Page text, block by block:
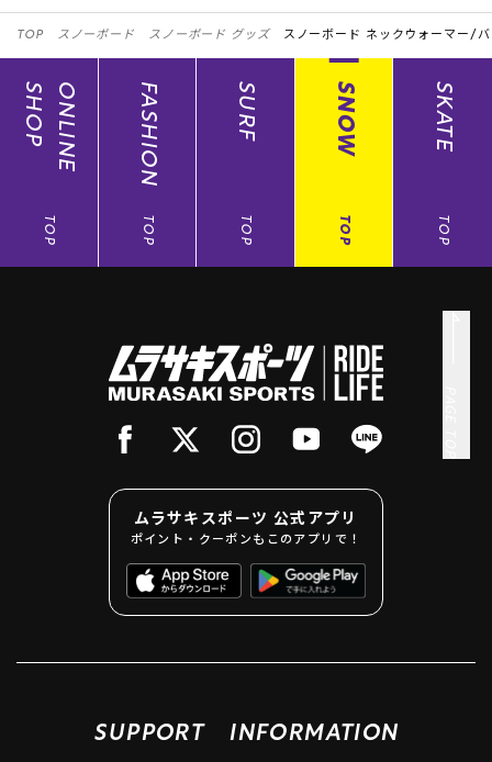
TOP スノーボード スノーボード グッズ スノーボード ネックウォーマー/
ONLINE
SHOP
TOP
FASHION
TOP
SURF
TOP
SNOW
TOP
SKATE
TOP
ムラサキスポーツ 公式アプリ
ポイント・クーポンもこのアプリで！
SUPPORT INFORMATION